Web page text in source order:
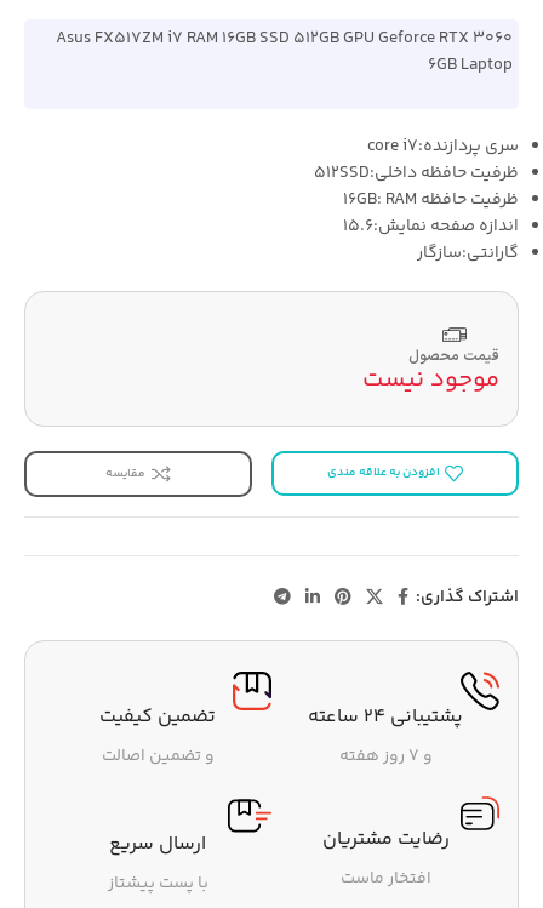
Asus FX517ZM i7 RAM 16GB SSD 512GB GPU Geforce RTX 3060
6GB Laptop
سری پردازنده:core i7
ظرفیت حافظه داخلی:512SSD
ظرفیت حافظه 16GB: RAM
اندازه صفحه نمایش:15.6
گارانتی:سازگار
قیمت محصول
موجود نیست
افزودن به علاقه مندی مقایسه
اشتراک گذاری:
پشتیبانی ۲۴ ساعته
و ۷ روز هفته
تضمین کیفیت
و تضمین اصالت
رضایت مشتریان
افتخار ماست
ارسال سریع
با پست پیشتاز